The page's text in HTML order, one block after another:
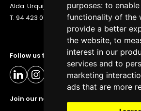
purposes: to
functionality of the
provide a better
the website, to
interest in our
services and to
marketing
ads that are more
Follow us to stay up to date
Join our newsletter
Alda. Urquijo 36, 6th floor, 48011 Bilbao
T. 94 423 07 43